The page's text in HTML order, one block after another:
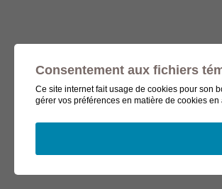
Consentement aux fichiers
Ce site internet fait usage de cookies pour son
gérer vos préférences en matière de cookies